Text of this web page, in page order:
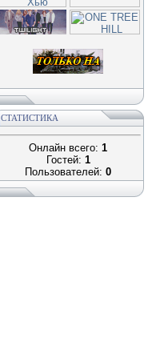
СТАТИСТИКА
Онлайн всего: 1
Гостей: 1
Пользователей: 0